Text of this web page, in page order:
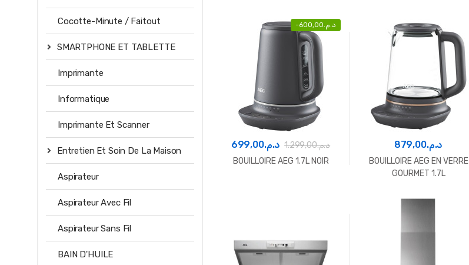
- د.م.600,00
د.م.699,00 د.م.1.299,00
BOUILLOIRE AEG 1.7L NOIR
د.م.879,00
BOUILLOIRE AEG EN VERRE
GOURMET 1.7L
Cocotte-Minute / Faitout
SMARTPHONE ET TABLETTE
Imprimante
Informatique
Imprimante Et Scanner
Entretien Et Soin De La Maison
Aspirateur
Aspirateur Avec Fil
Aspirateur Sans Fil
BAIN D'HUILE